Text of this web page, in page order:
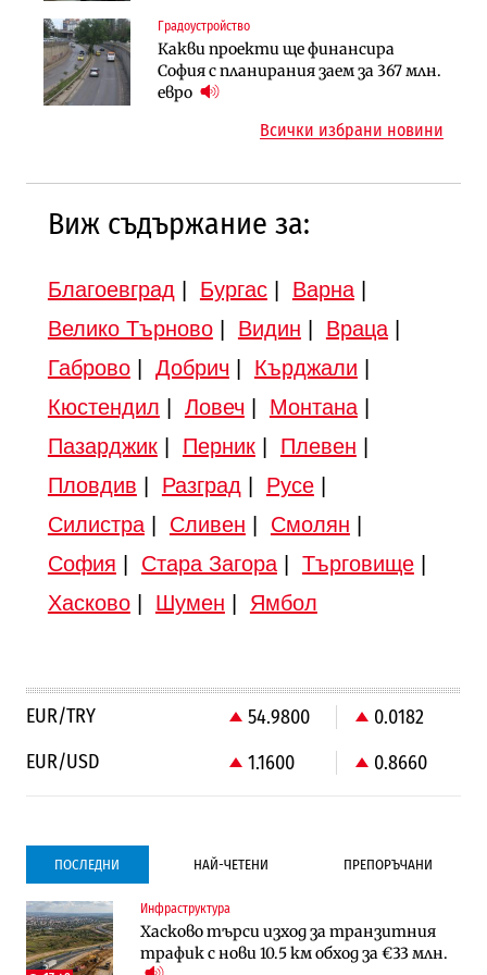
Градоустройство
Какви проекти ще финансира
София с планирания заем за 367 млн.
евро
Търново
Градоустройство
Шест кандидата с интерес към
Инфраструктура
Вторият мост над Варненското
езеро става част от бъдещата
магистрала „Черно море“
Всички избрани новини
Виж съдържание за:
Благоевград Бургас| Варна|
Велико Търново| Видин Враца|
Габрово| Добрич Кърджали
Кюстендил
Ловеч Монтана|
Пазарджик| Перник| Плевен
Пловдив
Разград Русе|
Силистра| Сливен Смолян
София
Стара Загора| Търговище|
Хасково| Шумен Ямбол
EUR/TRY 54.9800
0.0182
EUR/USD
1.1600 0.8660
ПОСЛЕДНИ НАЙ-ЧЕТЕНИ ПРЕПОРЪЧАНИ
Инфраструктура
Хасково търси изход за транзитния
трафик с нови 10.5 км обход за €33 млн.
Градоустройство
Столична община избра изпълнител за
преместването на трамвайното
Компании
Vivacom предлага над 150 устройства с
90% отстъпка през август